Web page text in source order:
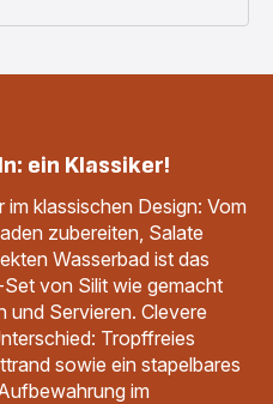
ein Klassiker!
klassischen Design: Vom
zubereiten, Salate
Wasserbad ist das
von Silit wie gemacht
und Servieren. Clevere
Tropffreies
sowie ein stapelbares
im